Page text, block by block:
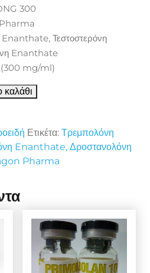
300
Τεστοστερόνη
Enanthate
(300 mg/ml)
LONG 300 ποσότητα
Ετικέτα: Τρεμπολόνη
Enanthate, Δροστανολόνη
Pharma